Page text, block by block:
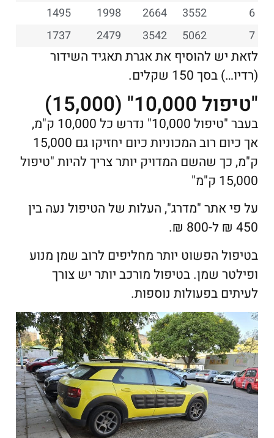
6
3552
2664
1998
1495
7
5062
3542
2479
1737
לזאת יש להוסיף את אגרת תאגיד השידור
(רדיו…) בסך 150 שקלים.
"טיפול 10,000" (15,000)
בעבר "טיפול 10,000" נדרש כל 10,000 ק"מ,
אך כיום רוב המכוניות כיום יחזיקו גם 15,000
ק"מ, כך שהשם המדויק יותר צריך להיות "טיפול
15,000 ק"מ"
על פי אתר "מדרג", העלות של הטיפול נעה בין
450 ₪ ל-800 ₪.
בטיפול הפשוט יותר מחליפים לרוב שמן מנוע
ופילטר שמן. בטיפול מורכב יותר יש צורך
לעיתים בפעולות נוספות.